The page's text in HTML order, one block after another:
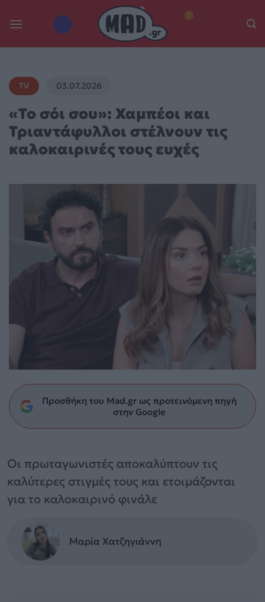
TV 03.07.2026
«Το σόι σου»: Χαμπέοι και
Τριαντάφυλλοι στέλνουν τις
καλοκαιρινές τους ευχές
Προσθήκη του Mad.gr ως προτεινόμενη πηγή
στην Google
Οι πρωταγωνιστές αποκαλύπτουν τις
καλύτερες στιγμές τους και ετοιμάζονται
για το καλοκαιρινό φινάλε
Μαρία Χατζηγιάννη